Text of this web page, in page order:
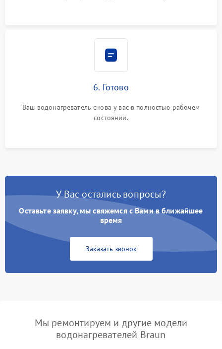
6. Готово
Ваш водонагреватель снова у вас в полностью рабочем
состоянии.
У Вас остались вопросы?
Оставьте заявку, мы свяжемся с Вами в ближайшее
время
Заказать звонок
Мы ремонтируем и другие модели
водонагревателей Braun